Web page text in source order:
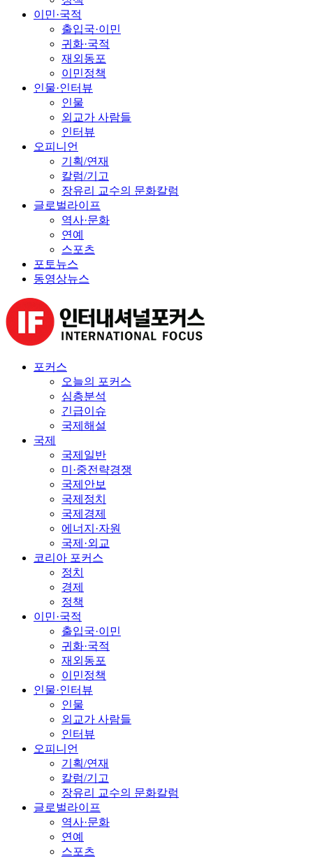
이민·국적
출입국·이민
귀화·국적
재외동포
이민정책
인물·인터뷰
인물
외교가 사람들
인터뷰
오피니언
기획/연재
칼럼/기고
장유리 교수의 문화칼럼
글로벌라이프
역사·문화
연예
스포츠
포토뉴스
동영상뉴스
포커스
오늘의 포커스
심층분석
긴급이슈
국제해설
국제
국제일반
미·중전략경쟁
국제안보
국제정치
국제경제
에너지·자원
국제·외교
코리아 포커스
정치
경제
정책
이민·국적
출입국·이민
귀화·국적
재외동포
이민정책
인물·인터뷰
인물
외교가 사람들
인터뷰
오피니언
기획/연재
칼럼/기고
장유리 교수의 문화칼럼
글로벌라이프
역사·문화
연예
스포츠